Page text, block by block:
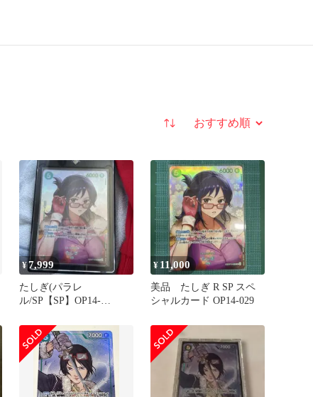
並び替え
¥7,999
たしぎ(パラレ
ル/SP【SP】OP14-
¥ 11,000
美品 たしぎ R SP スペ
シャルカード OP14-029